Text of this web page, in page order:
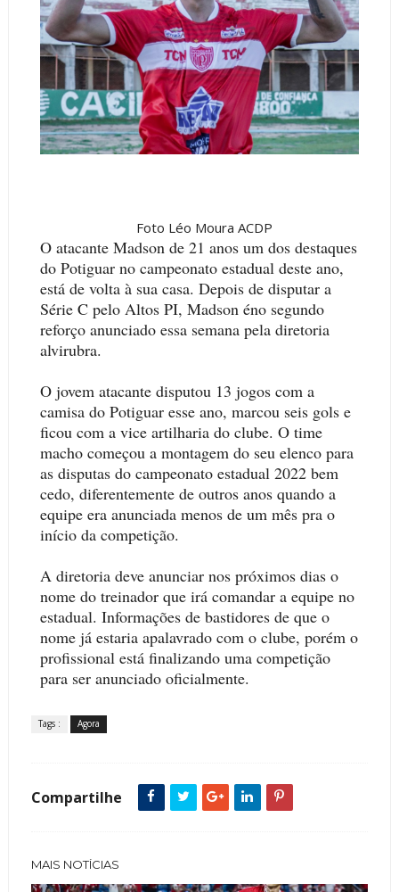
Foto Léo Moura ACDP
O atacante Madson de 21 anos um dos destaques
do Potiguar no campeonato estadual deste ano,
está de volta à sua casa. Depois de disputar a
Série C pelo Altos PI, Madson éno segundo
reforço anunciado essa semana pela diretoria
alvirubra.
O jovem atacante disputou 13 jogos com a
camisa do Potiguar esse ano, marcou seis gols e
ficou com a vice artilharia do clube. O time
macho começou a montagem do seu elenco para
as disputas do campeonato estadual 2022 bem
cedo, diferentemente de outros anos quando a
equipe era anunciada menos de um mês pra o
início da competição.
A diretoria deve anunciar nos próximos dias o
nome do treinador que irá comandar a equipe no
estadual. Informações de bastidores de que o
nome já estaria apalavrado com o clube, porém o
profissional está finalizando uma competição
para ser anunciado oficialmente.
Tags : Agora
Compartilhe
MAIS NOTÍCIAS